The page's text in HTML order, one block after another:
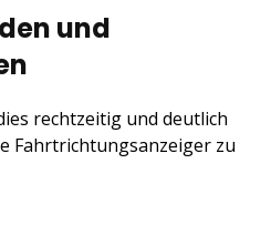
und
rechtzeitig und deutlich
Fahrtrichtungsanzeiger zu